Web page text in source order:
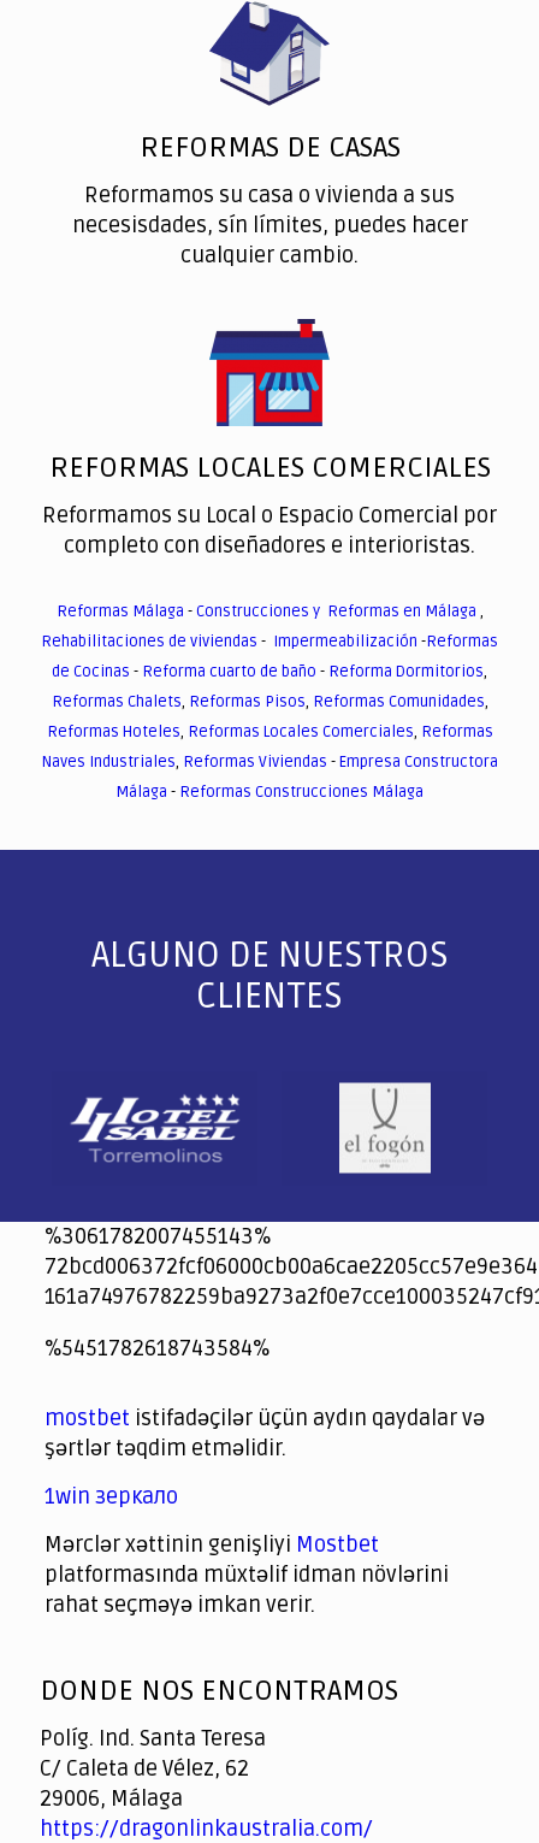
REFORMAS DE CASAS
Reformamos su casa o vivienda a sus
necesisdades, sín límites, puedes hacer
cualquier cambio.
REFORMAS LOCALES COMERCIALES
Reformamos su Local o Espacio Comercial por
completo con diseñadores e interioristas.
Reformas Málaga -Construcciones y Reformas en Málaga ,
Rehabilitaciones de viviendas - Impermeabilización -Reformas
de Cocinas - Reforma cuarto de baño - Reforma Dormitorios,
Reformas Chalets, Reformas Pisos, Reformas Comunidades,
Reformas Hoteles, Reformas Locales Comerciales, Reformas
Naves Industriales, Reformas Viviendas -Empresa Constructora
Málaga - Reformas Construcciones Málaga
ALGUNO DE NUESTROS
CLIENTES
%3061782007455143%
jeetcity
1xbet
jeet city casino
%5451782618743584%
spintiger
Avabet
Spinrise
Crown Green
Crowngreen casino login
슈가 러쉬1000 슬롯
crazy time casino online
1xcasinozambia.com
codingworldnews.com
parimatch.kr
winorio
winorio casino
winorio
mostbet istifadəçilər üçün aydın qaydalar və
şərtlər təqdim etməlidir.
1win зеркало
Mərclər xəttinin genişliyi Mostbet
platformasında müxtəlif idman növlərini
rahat seçməyə imkan verir.
of
DONDE NOS ENCONTRAMOS
Políg. Ind. Santa Teresa
C/ Caleta de Vélez, 62
29006, Málaga
https://dragonlinkaustralia.com/